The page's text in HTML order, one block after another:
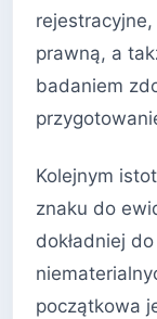
prawną, a
badaniem
Kolejnym
znaku do
dokładniej
początkowa